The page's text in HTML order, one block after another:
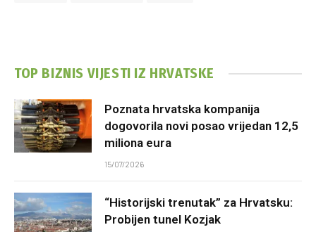
TOP BIZNIS VIJESTI IZ HRVATSKE
Poznata hrvatska kompanija
dogovorila novi posao vrijedan 12,5
miliona eura
15/07/2026
“Historijski trenutak” za Hrvatsku:
Probijen tunel Kozjak